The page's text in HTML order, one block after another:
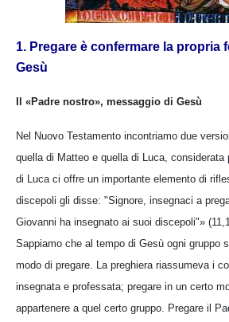
1. Pregare è confermare la propria
Gesù
Il «Padre nostro», messaggio di Gesù
Nel Nuovo Testamento incontriamo due
quella di Matteo e quella di Luca, considerata
di Luca ci offre un importante elemento di
discepoli gli disse: "Signore, insegnaci a
Giovanni ha insegnato ai suoi discepoli"»
Sappiamo che al tempo di Gesù ogni gruppo
modo di pregare. La preghiera riassumeva i
insegnata e professata; pregare in un certo
appartenere a quel certo gruppo. Pregare il